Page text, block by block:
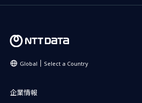
Global Select a Country
企業情報